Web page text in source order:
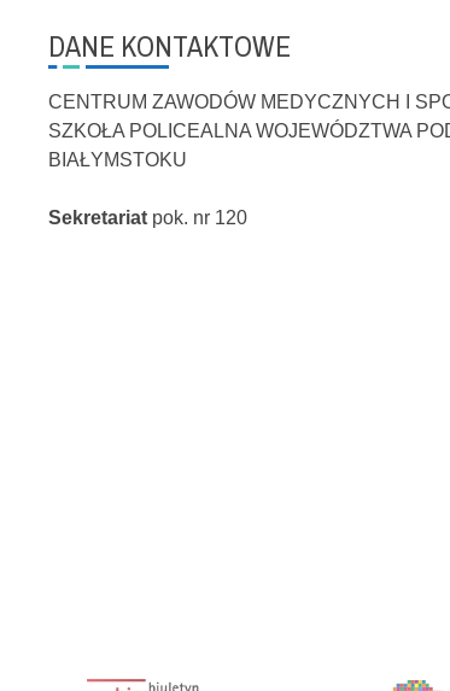
DANE KONTAKTOWE
CENTRUM ZAWODÓW MEDYCZNYCH I
SZKOŁA POLICEALNA WOJEWÓDZTWA
BIAŁYMSTOKU
Sekretariat pok. nr 120